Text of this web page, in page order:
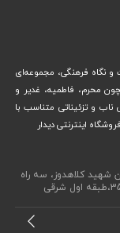
و نگاه فرهنگی، مجموعه‌ای
محرم، فاطمیه، غدیر و
ناب و تزئیناتی متناسب با
اینترنتی دیدار
شهید کلاهدوز، سه راه